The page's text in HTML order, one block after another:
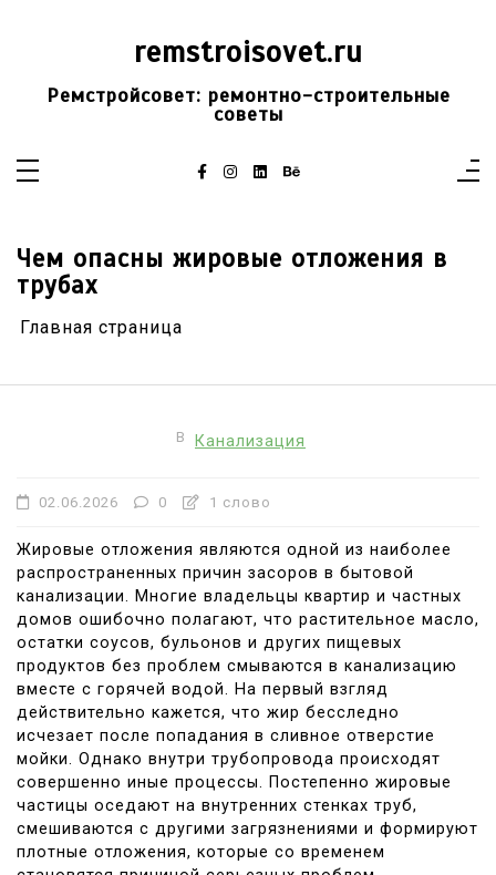
remstroisovet.ru
Ремстройсовет: ремонтно-строительные
советы
Чем опасны жировые отложения в
трубах
Главная страница
В Канализация
02.06.2026 0 1 слово
Жировые отложения являются одной из наиболее
распространенных причин засоров в бытовой
канализации. Многие владельцы квартир и частных
домов ошибочно полагают, что растительное масло,
остатки соусов, бульонов и других пищевых
продуктов без проблем смываются в канализацию
вместе с горячей водой. На первый взгляд
действительно кажется, что жир бесследно
исчезает после попадания в сливное отверстие
мойки. Однако внутри трубопровода происходят
совершенно иные процессы. Постепенно жировые
частицы оседают на внутренних стенках труб,
смешиваются с другими загрязнениями и формируют
плотные отложения, которые со временем